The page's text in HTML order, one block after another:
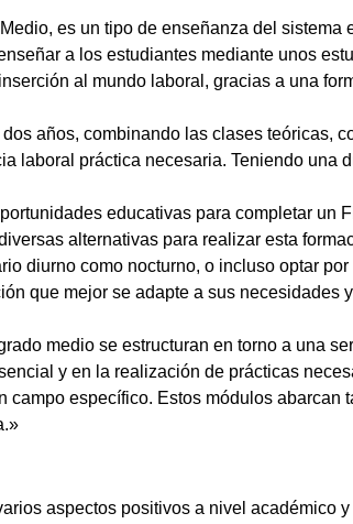
es un tipo de enseñanza del
a los estudiantes mediante unos
al mundo laboral, gracias a una
años, combinando las clases teóricas,
laboral práctica necesaria. Teniendo una
educativas para completar un
alternativas para realizar esta
diurno como nocturno, o incluso optar
que mejor se adapte a sus necesidades
medio se estructuran en torno a una
y en la realización de prácticas
campo específico. Estos módulos
aspectos positivos a nivel